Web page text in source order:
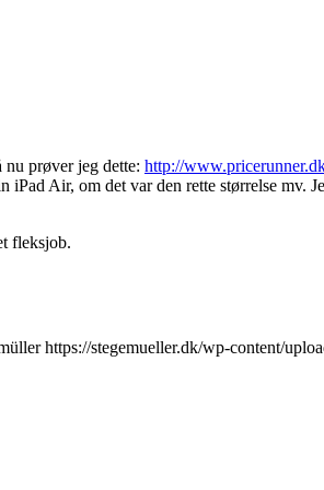
prøver jeg dette: http://
iPad Air, om det var den rette størrelse mv.
fleksjob.
https://stegemueller.dk/wp-content/